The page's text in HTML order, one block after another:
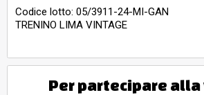
Codice lotto: 05/3911-24-MI-GAN
TRENINO LIMA VINTAGE
Per partecipare